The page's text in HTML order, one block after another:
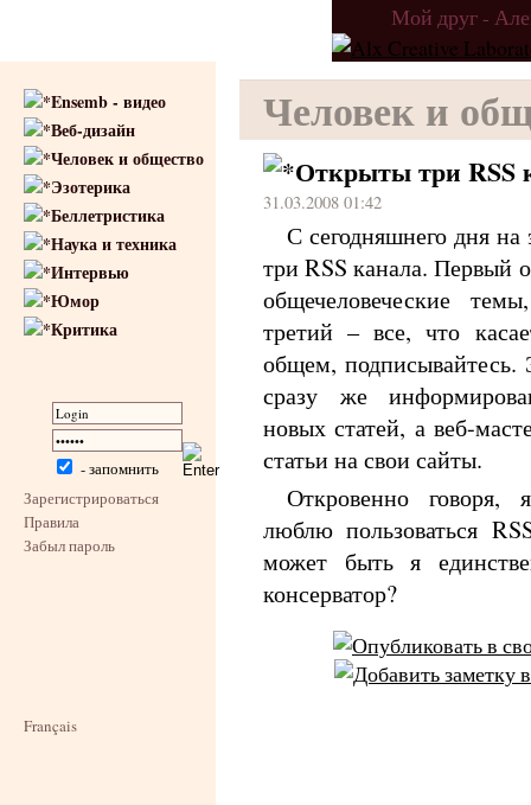
Мой друг -
Ensemb - видео
Веб-дизайн
Человек и общество
Эзотерика
Беллетристика
Наука и техника
Интервью
Юмор
Критика
- запомнить
Зарегистрироваться
Правила
Забыл пароль
Français
Человек и
Открыты три RSS
31.03.2008 01:42
С сегодняшнего дня на
три RSS канала. Первый
общечеловеческие
третий – все, что
общем, подписывайтесь.
сразу же
новых статей, а веб-
статьи на свои сайты.
Откровенно
люблю пользоваться
может быть я
консерватор?